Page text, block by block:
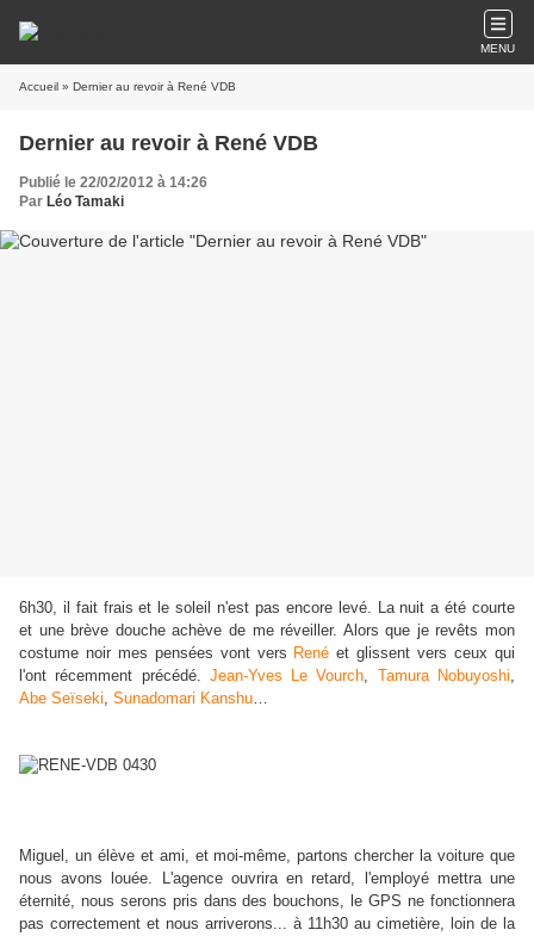
MENU
Accueil » Dernier au revoir à René VDB
Dernier au revoir à René VDB
Publié le 22/02/2012 à 14:26
Par Léo Tamaki
6h30, il fait frais et le soleil n'est pas encore levé. La nuit a été courte
et une brève douche achève de me réveiller. Alors que je revêts mon
costume noir mes pensées vont vers René et glissent vers ceux qui
l'ont récemment précédé. Jean-Yves Le Vourch, Tamura Nobuyoshi,
Abe Seïseki, Sunadomari Kanshu…
Miguel, un élève et ami, et moi-même, partons chercher la voiture que
nous avons louée. L'agence ouvrira en retard, l'employé mettra une
éternité, nous serons pris dans des bouchons, le GPS ne fonctionnera
pas correctement et nous arriverons... à 11h30 au cimetière, loin de la